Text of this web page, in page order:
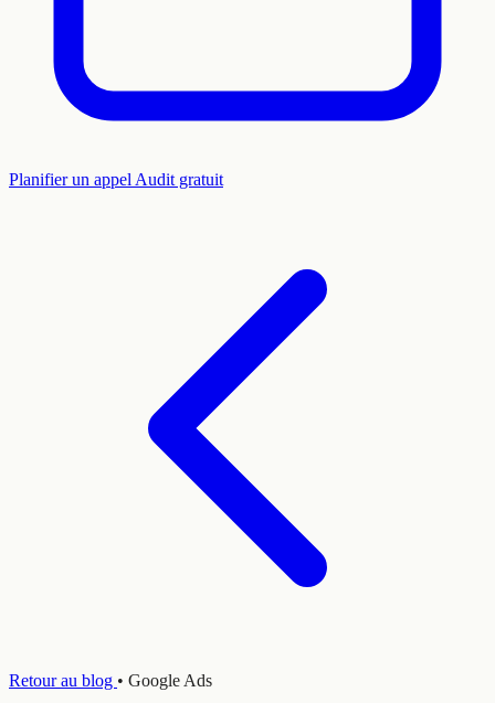
Planifier un appel Audit gratuit
Retour au blog • Google Ads